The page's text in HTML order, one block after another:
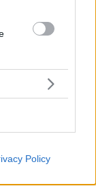
Policy